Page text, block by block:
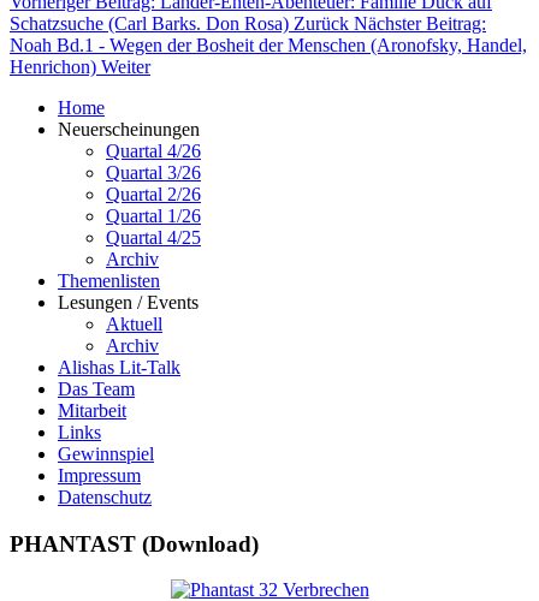
Schatzsuche (Carl Barks. Don Rosa) Zurück Nächster Beitrag:
Noah Bd.1 - Wegen der Bosheit der Menschen (Aronofsky, Handel,
Henrichon) Weiter
Home
Neuerscheinungen
Quartal 4/26
Quartal 3/26
Quartal 2/26
Quartal 1/26
Quartal 4/25
Archiv
Themenlisten
Lesungen / Events
Aktuell
Archiv
Alishas Lit-Talk
Das Team
Mitarbeit
Links
Gewinnspiel
Impressum
Datenschutz
PHANTAST (Download)